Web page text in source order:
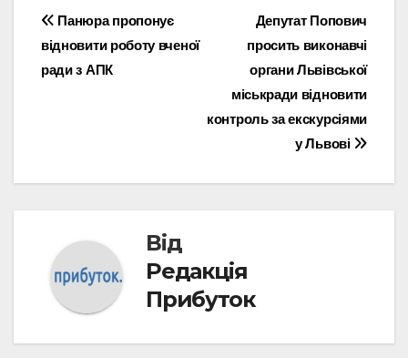
Навігація
записів
Депутат Попович
просить виконавчі
органи Львівської
міськради відновити
контроль за екскурсіями
у Львові
Панюра пропонує
відновити роботу вченої
ради з АПК
Від
Редакція
Прибуток